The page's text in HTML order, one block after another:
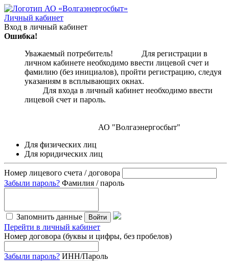
Личный кабинет
Вход в личный кабинет
Ошибка!
Уважаемый потребитель! Для регистрации в
личном кабинете необходимо ввести лицевой счет и
фамилию (без инициалов), пройти регистрацию, следуя
указаниям в всплывающих окнах.
Для входа в личный кабинет необходимо ввести
лицевой счет и пароль.
АО "Волгаэнергосбыт"
Для физических лиц
Для юридических лиц
Номер лицевого счета / договора
Забыли пароль? Фамилия / пароль
Запомнить данные Войти
Перейти в личный кабинет
Номер договора (буквы и цифры, без пробелов)
Забыли пароль? ИНН/Пароль